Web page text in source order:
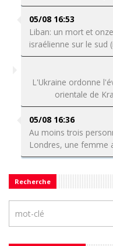
05/08 16:53
Liban: un mort et
israélienne sur le sud
L'Ukraine ordonne
orientale de
05/08 16:36
Au moins trois
Londres, une femme
Recherche